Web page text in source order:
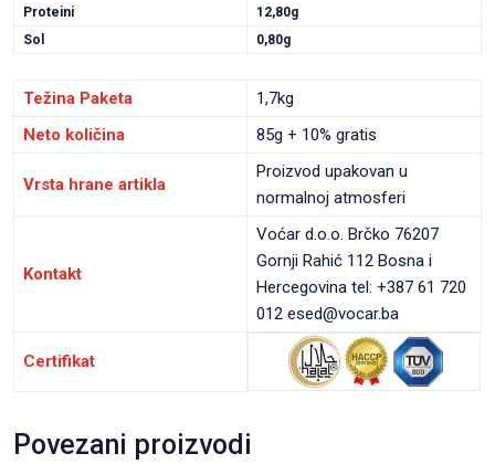
Proteini
12,80g
Sol
0,80g
Težina Paketa
1,7kg
Neto količina
85g + 10% gratis
Vrsta hrane artikla
Proizvod upakovan u
normalnoj atmosferi
Kontakt
Voćar d.o.o. Brčko 76207
Gornji Rahić 112 Bosna i
Hercegovina tel: +387 61 720
012 esed@vocar.ba
Certifikat
Povezani proizvodi
VIEW PRODUCT